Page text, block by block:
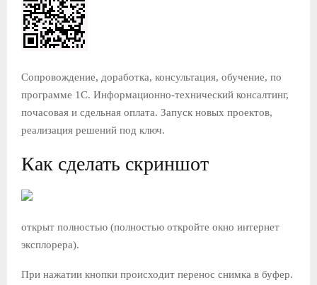
Сопровождение, доработка, консультация, обучение, по
программе 1С. Информационно-технический консалтинг,
почасовая и сдельная оплата. Запуск новых проектов,
реализация решений под ключ.
Как сделать скриншот
открыт полностью (полностью откройте окно интернет
эксплорера).
При нажатии кнопки происходит перенос снимка в буфер.